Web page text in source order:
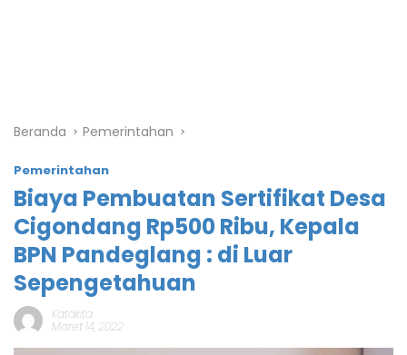
Beranda Pemerintahan
Pemerintahan
Biaya Pembuatan Sertifikat Desa
Cigondang Rp500 Ribu, Kepala
BPN Pandeglang : di Luar
Sepengetahuan
Katakita
Maret 14, 2022